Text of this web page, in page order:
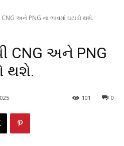
અને PNG ના ભાવમાં ઘટાડો થશે.
CNG અને PNG
થશે.
0
101